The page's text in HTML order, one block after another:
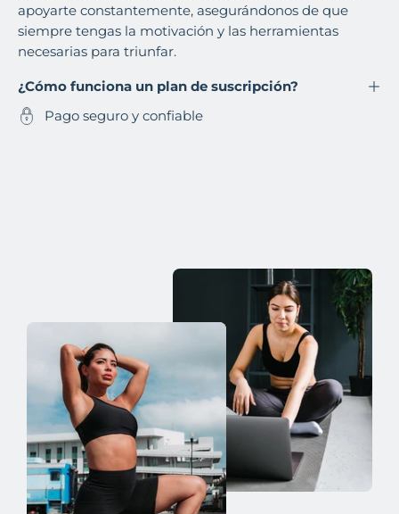
apoyarte constantemente, asegurándonos de que
siempre tengas la motivación y las herramientas
necesarias para triunfar.
¿Cómo funciona un plan de suscripción?
Pago seguro y confiable